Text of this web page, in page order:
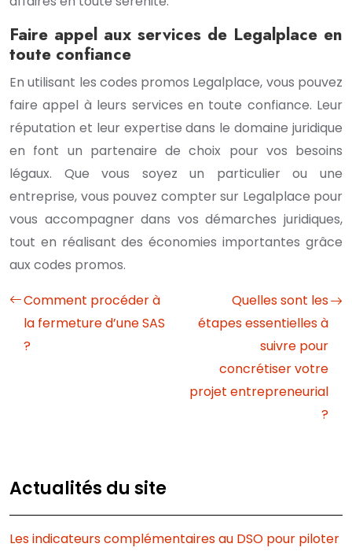
Faire appel aux services de Legalplace en
toute confiance
En utilisant les codes promos Legalplace, vous pouvez
faire appel à leurs services en toute confiance. Leur
réputation et leur expertise dans le domaine juridique
en font un partenaire de choix pour vos besoins
légaux. Que vous soyez un particulier ou une
entreprise, vous pouvez compter sur Legalplace pour
vous accompagner dans vos démarches juridiques,
tout en réalisant des économies importantes grâce
aux codes promos.
Comment procéder à
la fermeture d’une SAS
?
Quelles sont les
étapes essentielles à
suivre pour
concrétiser votre
projet entrepreneurial
?
Actualités du site
Les indicateurs complémentaires au DSO pour piloter